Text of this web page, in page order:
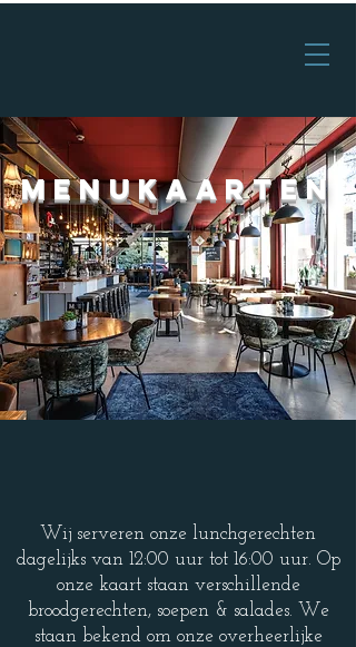
MENUKAARTEN
Wij serveren onze lunchgerechten
dagelijks van 12:00 uur tot 16:00 uur. Op
onze kaart staan verschillende
broodgerechten, soepen & salades. We
staan bekend om onze overheerlijke